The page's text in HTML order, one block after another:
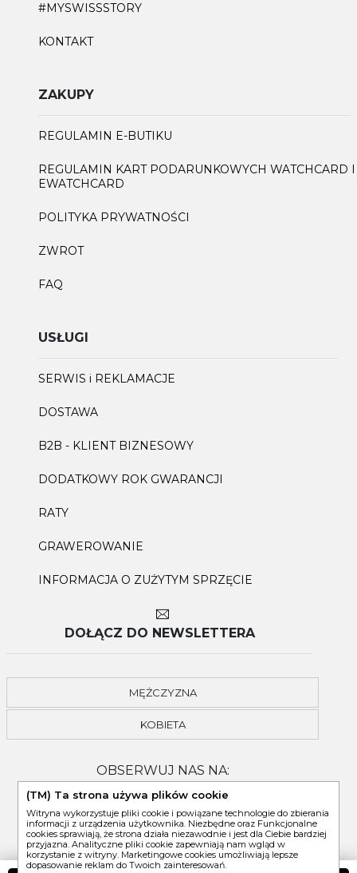
#MYSWISSSTORY
KONTAKT
ZAKUPY
REGULAMIN E-BUTIKU
REGULAMIN KART PODARUNKOWYCH WATCHCARD I
EWATCHCARD
POLITYKA PRYWATNOŚCI
ZWROT
FAQ
USŁUGI
SERWIS i REKLAMACJE
DOSTAWA
B2B - KLIENT BIZNESOWY
DODATKOWY ROK GWARANCJI
RATY
GRAWEROWANIE
INFORMACJA O ZUŻYTYM SPRZĘCIE
DOŁĄCZ DO NEWSLETTERA
MĘŻCZYZNA
KOBIETA
OBSERWUJ NAS NA:
(TM) Ta strona używa plików cookie
Witryna wykorzystuje pliki cookie i powiązane technologie do zbierania
informacji z urządzenia użytkownika. Niezbędne oraz Funkcjonalne
cookies sprawiają, że strona działa niezawodnie i jest dla Ciebie bardziej
przyjazna. Analityczne pliki cookie zapewniają nam wgląd w
korzystanie z witryny. Marketingowe cookies umożliwiają lepsze
dopasowanie reklam do Twoich zainteresowań.